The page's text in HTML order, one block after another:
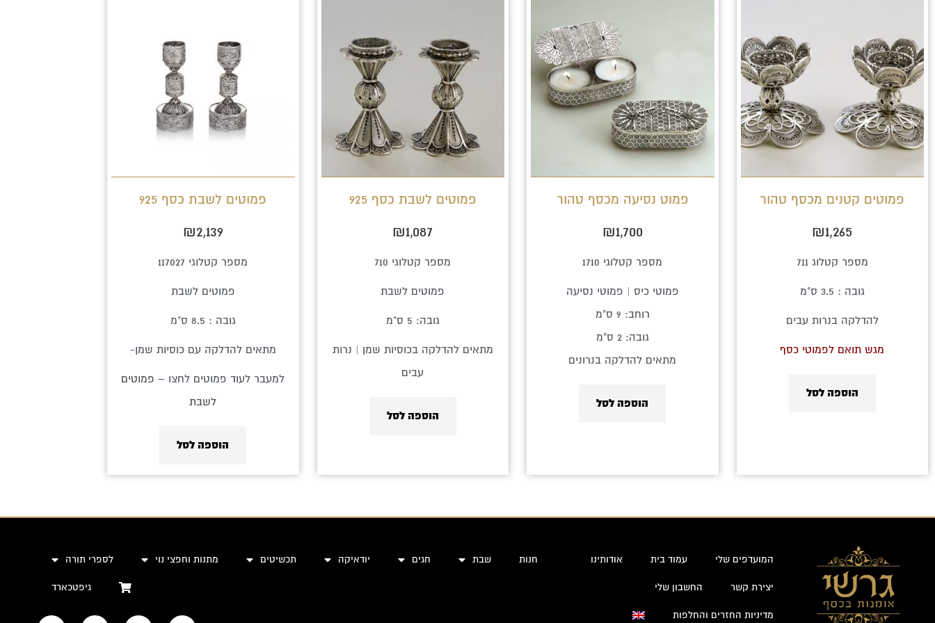
פמוטים קטנים מכסף טהור
₪1,265
מספר קטלוג 711
גובה : 3.5 ס"מ
להדלקה בנרות עבים
מגש תואם לפמוטי כסף
הוספה לסל
פמוט נסיעה מכסף טהור
₪1,700
מספר קטלוגי 1710
פמוטי כיס | פמוטי נסיעה
רוחב: 9 ס"מ
גובה: 2 ס"מ
מתאים להדלקה בנרונים
הוספה לסל
פמוטים לשבת כסף 925
₪1,087
מספר קטלוגי 710
פמוטים לשבת
גובה: 5 ס"מ
מתאים להדלקה בכוסיות שמן | נרות
עבים
הוספה לסל
פמוטים לשבת כסף 925
₪2,139
מספר קטלוגי 117027
פמוטים לשבת
גובה : 8.5 ס"מ
מתאים להדלקה עם כוסיות שמן-
למעבר לעוד פמוטים לחצו – פמוטים
לשבת
הוספה לסל
המועדפים שלי עמוד בית אודותינו
יצירת קשר החשבון שלי
מדיניות החזרים והחלפות
חנות שבת חגים יודאיקה תכשיטים מתנות וחפצי נוי לספרי תורה
גיפטכארד